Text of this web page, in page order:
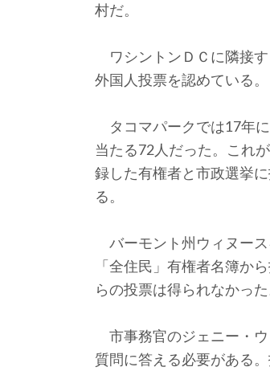
村だ。
ワシントンＤＣに隣接す
外国人投票を認めている。
タコマパークでは17年
当たる72人だった。これ
録した有権者と市政選挙
る。
バーモント州ウィヌース
「全住民」有権者名簿か
らの投票は得られなかった
市事務官のジェニー・ウ
質問に答える必要がある